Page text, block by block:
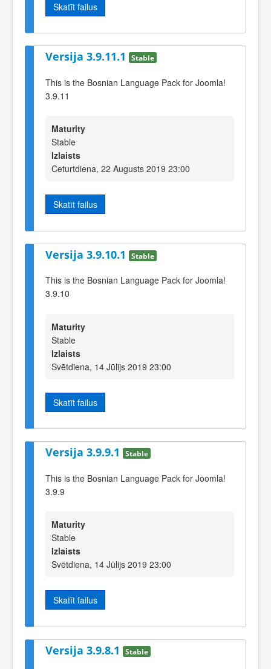
Skatīt failus
Versija 3.9.11.1 Stable
This is the Bosnian Language Pack for Joomla!
3.9.11
Maturity
Stable
Izlaists
Ceturtdiena, 22 Augusts 2019 23:00
Skatīt failus
Versija 3.9.10.1 Stable
This is the Bosnian Language Pack for Joomla!
3.9.10
Maturity
Stable
Izlaists
Svētdiena, 14 Jūlijs 2019 23:00
Skatīt failus
Versija 3.9.9.1 Stable
This is the Bosnian Language Pack for Joomla!
3.9.9
Maturity
Stable
Izlaists
Svētdiena, 14 Jūlijs 2019 23:00
Skatīt failus
Versija 3.9.8.1 Stable